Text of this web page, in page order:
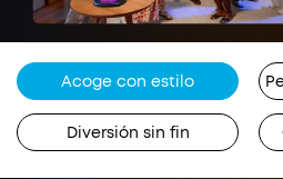
Acoge con estilo
Diversión sin fin